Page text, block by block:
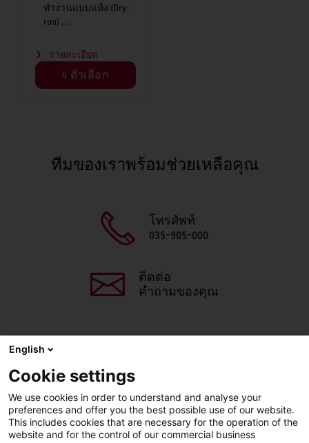
ทำงานแบบแห้ง (Dry-
run) ...
รายละเอียด
4 ตัวเลือก
ทีมของเราพร้อมช่วยเหลือคุณ
โทรศัพท์
035-905-000
ติดต่อ
คำถามของคุณ
FacebookX LinkedIn Line
English
Cookie settings
We use cookies in order to understand and analyse your
preferences and offer you the best possible use of our website.
This includes cookies that are necessary for the operation of the
website and for the control of our commercial business